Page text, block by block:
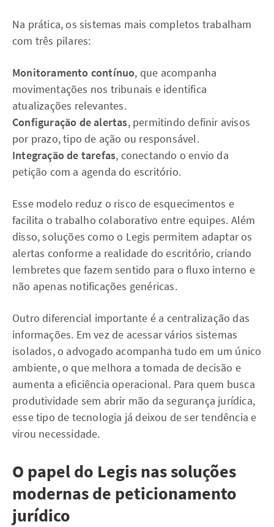
Na prática, os sistemas mais completos trabalham
com três pilares:
Monitoramento contínuo, que acompanha
movimentações nos tribunais e identifica
atualizações relevantes.
Configuração de alertas, permitindo definir avisos
por prazo, tipo de ação ou responsável.
Integração de tarefas, conectando o envio da
petição com a agenda do escritório.
Esse modelo reduz o risco de esquecimentos e
facilita o trabalho colaborativo entre equipes. Além
disso, soluções como o Legis permitem adaptar os
alertas conforme a realidade do escritório, criando
lembretes que fazem sentido para o fluxo interno e
não apenas notificações genéricas.
Outro diferencial importante é a centralização das
informações. Em vez de acessar vários sistemas
isolados, o advogado acompanha tudo em um único
ambiente, o que melhora a tomada de decisão e
aumenta a eficiência operacional. Para quem busca
produtividade sem abrir mão da segurança jurídica,
esse tipo de tecnologia já deixou de ser tendência e
virou necessidade.
O papel do Legis nas soluções
modernas de peticionamento
jurídico